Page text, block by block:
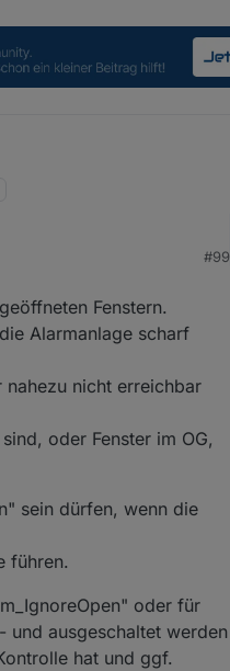
#99
Fenstern.
Alarmanlage scharf
nicht erreichbar
oder Fenster im OG,
sein dürfen, wenn die
führen.
oder für
und ausgeschaltet werden
hat und ggf.